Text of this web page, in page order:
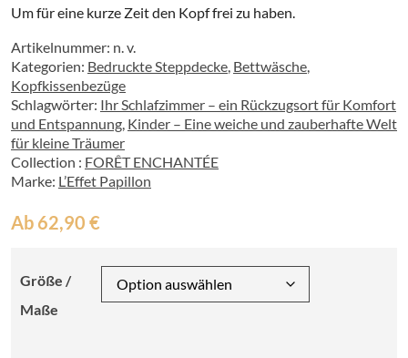
Um für eine kurze Zeit den Kopf frei zu haben.
Artikelnummer: n. v.
Kategorien: Bedruckte Steppdecke, Bettwäsche,
Kopfkissenbezüge
Schlagwörter: Ihr Schlafzimmer – ein Rückzugsort für Komfort
und Entspannung, Kinder – Eine weiche und zauberhafte Welt
für kleine Träumer
Collection : FORÊT ENCHANTÉE
Marke: L’Effet Papillon
Ab 62,90 €
Größe /
Maße